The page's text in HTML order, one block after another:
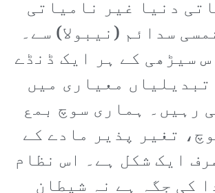
دنیا غیر نامیاتی
سدائم (نیبولا) سے۔
سیڑھی کے ہر ایک ڈنڈے
معیاری میں
رہیں۔ ہماری سوچ بمع
تغیر پذیر مادے کے
ایک شکل ہے۔ اس نظام